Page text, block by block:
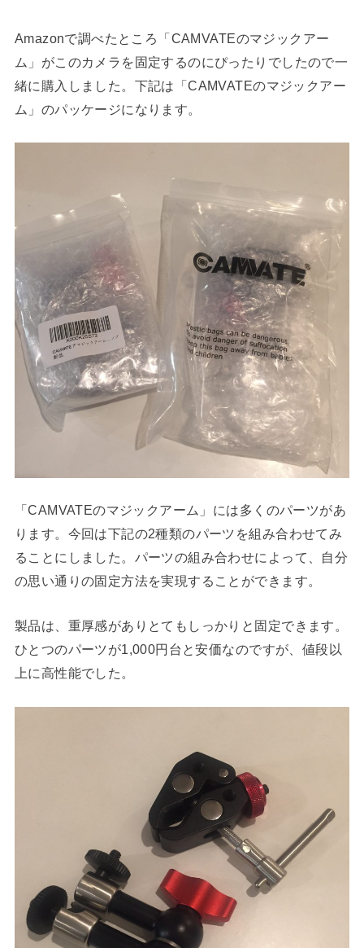
Amazonで調べたところ「CAMVATEのマジックアー
ム」がこのカメラを固定するのにぴったりでしたので一
緒に購入しました。下記は「CAMVATEのマジックアー
ム」のパッケージになります。
「CAMVATEのマジックアーム」には多くのパーツがあ
ります。今回は下記の2種類のパーツを組み合わせてみ
ることにしました。パーツの組み合わせによって、自分
の思い通りの固定方法を実現することができます。
製品は、重厚感がありとてもしっかりと固定できます。
ひとつのパーツが1,000円台と安価なのですが、値段以
上に高性能でした。